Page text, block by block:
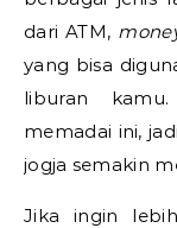
dari ATM,
yang bisa
liburan
memadai ini,
jogja semakin
Jika ingin